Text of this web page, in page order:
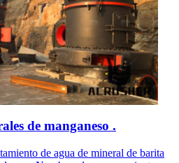
de manganeso .
de agua de mineral de barita